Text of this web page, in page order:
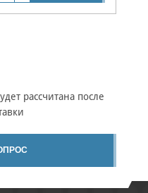
рассчитана после